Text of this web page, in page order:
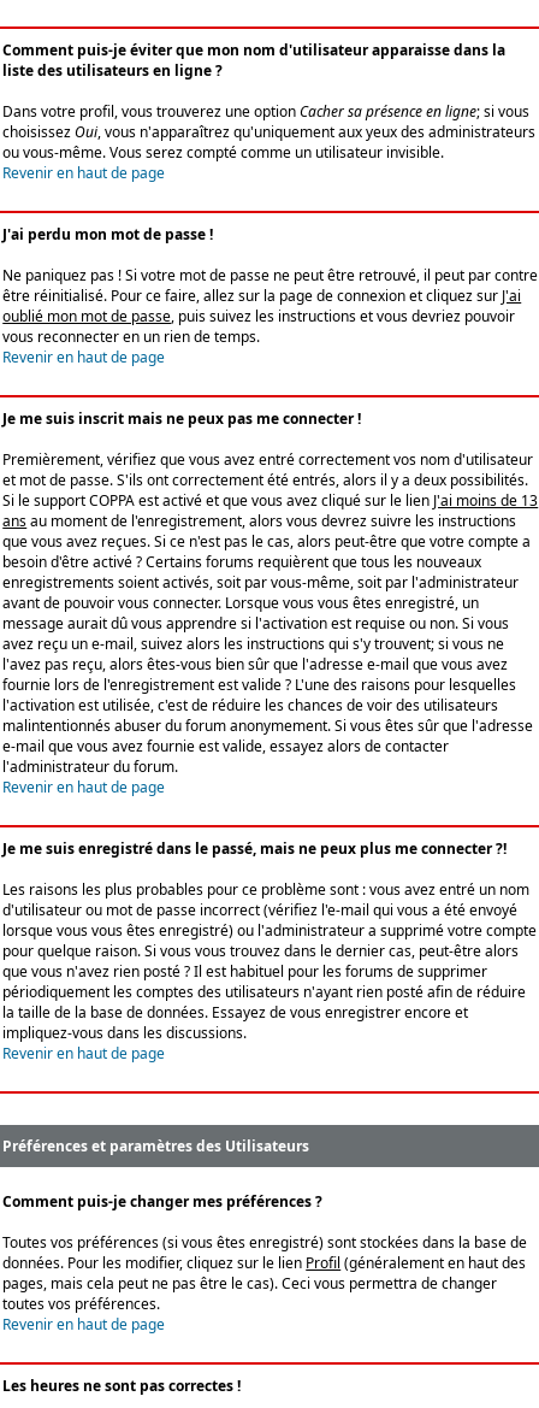
Comment puis-je éviter que mon nom d'utilisateur apparaisse dans la
liste des utilisateurs en ligne ?
Dans votre profil, vous trouverez une optionCacher sa présence en ligne; si vous
choisissezOui, vous n'apparaîtrez qu'uniquement aux yeux des administrateurs
ou vous-même. Vous serez compté comme un utilisateur invisible.
Revenir en haut de page
J'ai perdu mon mot de passe !
Ne paniquez pas ! Si votre mot de passe ne peut être retrouvé, il peut par contre
être réinitialisé. Pour ce faire, allez sur la page de connexion et cliquez sur J'ai
oublié mon mot de passe, puis suivez les instructions et vous devriez pouvoir
vous reconnecter en un rien de temps.
Revenir en haut de page
Je me suis inscrit mais ne peux pas me connecter !
Premièrement, vérifiez que vous avez entré correctement vos nom d'utilisateur
et mot de passe. S'ils ont correctement été entrés, alors il y a deux possibilités.
Si le support COPPA est activé et que vous avez cliqué sur le lien J'ai moins de 13
ansau moment de l'enregistrement, alors vous devrez suivre les instructions
que vous avez reçues. Si ce n'est pas le cas, alors peut-être que votre compte a
besoin d'être activé ? Certains forums requièrent que tous les nouveaux
enregistrements soient activés, soit par vous-même, soit par l'administrateur
avant de pouvoir vous connecter. Lorsque vous vous êtes enregistré, un
message aurait dû vous apprendre si l'activation est requise ou non. Si vous
avez reçu un e-mail, suivez alors les instructions qui s'y trouvent; si vous ne
l'avez pas reçu, alors êtes-vous bien sûr que l'adresse e-mail que vous avez
fournie lors de l'enregistrement est valide ? L'une des raisons pour lesquelles
l'activation est utilisée, c'est de réduire les chances de voir des utilisateurs
malintentionnés abuser du forum anonymement. Si vous êtes sûr que l'adresse
e-mail que vous avez fournie est valide, essayez alors de contacter
l'administrateur du forum.
Revenir en haut de page
Je me suis enregistré dans le passé, mais ne peux plus me connecter ?!
Les raisons les plus probables pour ce problème sont : vous avez entré un nom
d'utilisateur ou mot de passe incorrect (vérifiez l'e-mail qui vous a été envoyé
lorsque vous vous êtes enregistré) ou l'administrateur a supprimé votre compte
pour quelque raison. Si vous vous trouvez dans le dernier cas, peut-être alors
que vous n'avez rien posté ? Il est habituel pour les forums de supprimer
périodiquement les comptes des utilisateurs n'ayant rien posté afin de réduire
la taille de la base de données. Essayez de vous enregistrer encore et
impliquez-vous dans les discussions.
Revenir en haut de page
Préférences et paramètres des Utilisateurs
Comment puis-je changer mes préférences ?
Toutes vos préférences (si vous êtes enregistré) sont stockées dans la base de
données. Pour les modifier, cliquez sur le lien Profil (généralement en haut des
pages, mais cela peut ne pas être le cas). Ceci vous permettra de changer
toutes vos préférences.
Revenir en haut de page
Les heures ne sont pas correctes !